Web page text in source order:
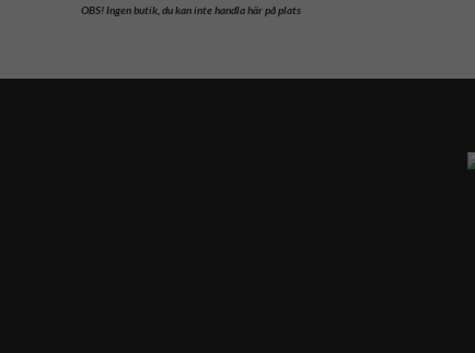
OBS!Ingen butik, du kan inte handla här på plats